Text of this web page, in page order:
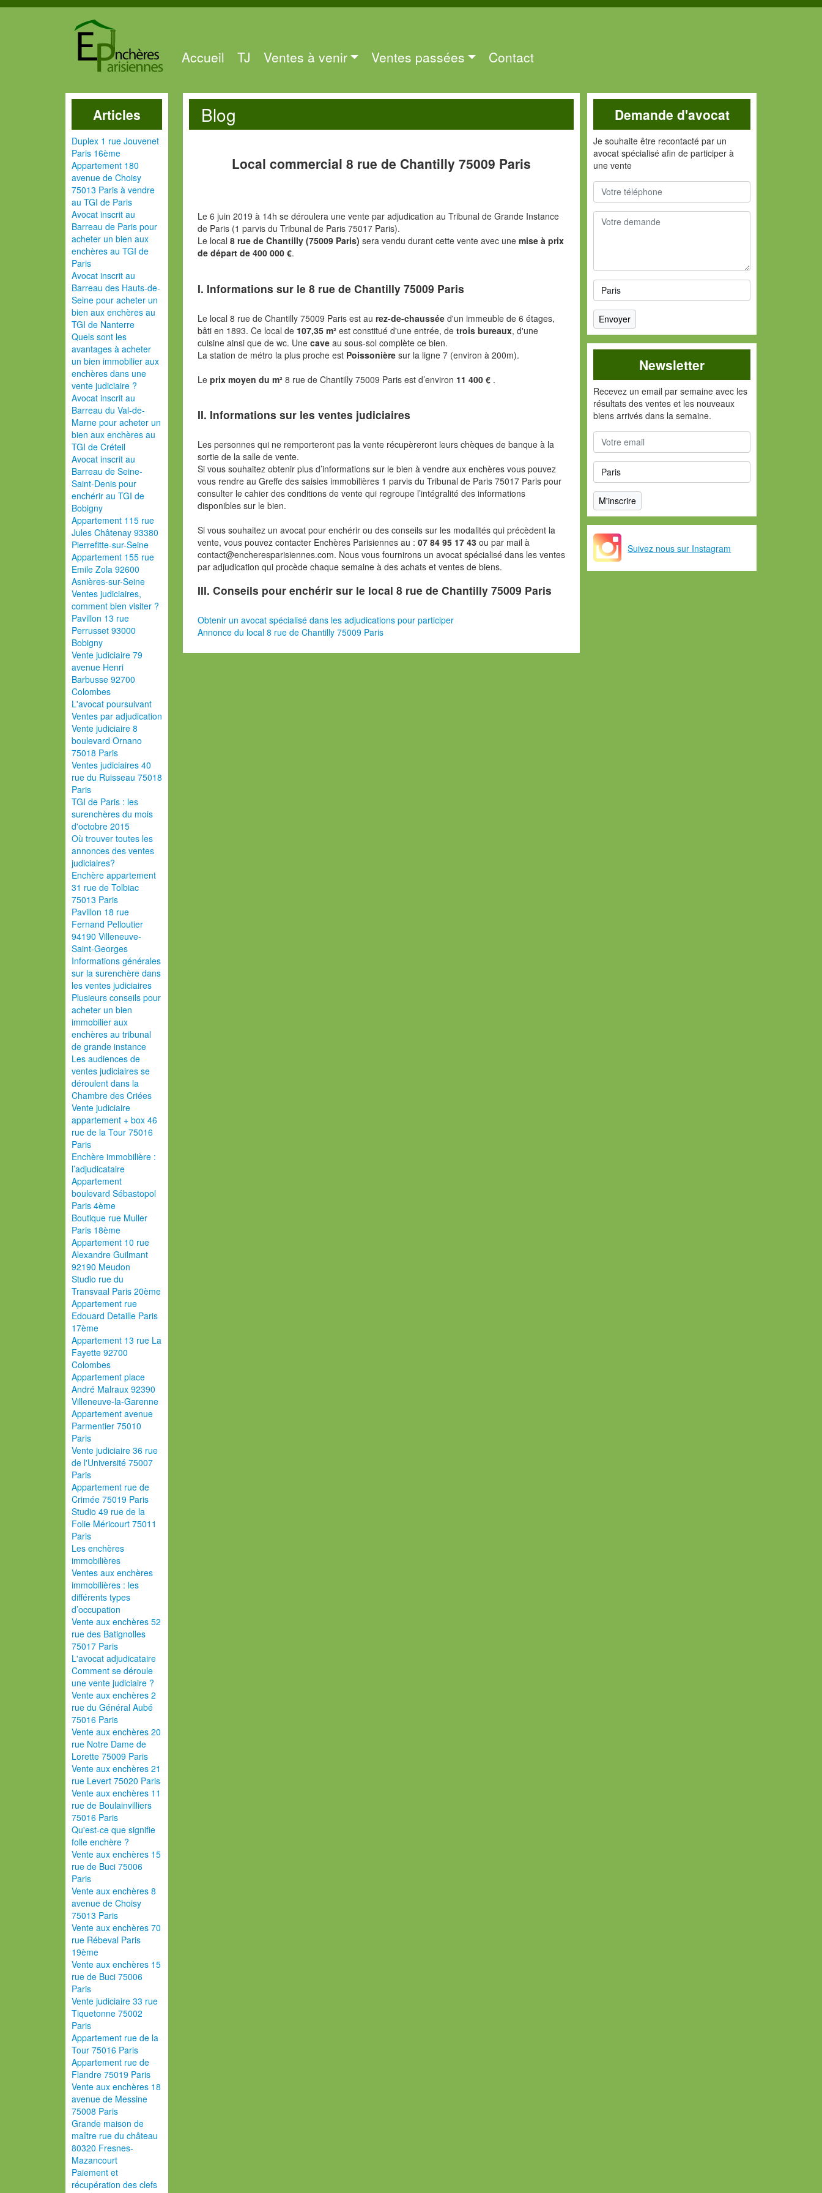
Accueil TJ Ventes à venir Ventes passées Contact
Articles
Duplex 1 rue Jouvenet
Paris 16ème
Appartement 180
avenue de Choisy
75013 Paris à vendre
au TGI de Paris
Avocat inscrit au
Barreau de Paris pour
acheter un bien aux
enchères au TGI de
Paris
Avocat inscrit au
Barreau des Hauts-de-
Seine pour acheter un
bien aux enchères au
TGI de Nanterre
Quels sont les
avantages à acheter
un bien immobilier aux
enchères dans une
vente judiciaire ?
Avocat inscrit au
Barreau du Val-de-
Marne pour acheter un
bien aux enchères au
TGI de Créteil
Avocat inscrit au
Barreau de Seine-
Saint-Denis pour
enchérir au TGI de
Bobigny
Appartement 115 rue
Jules Châtenay 93380
Pierrefitte-sur-Seine
Appartement 155 rue
Emile Zola 92600
Asnières-sur-Seine
Ventes judiciaires,
comment bien visiter ?
Pavillon 13 rue
Perrusset 93000
Bobigny
Vente judiciaire 79
avenue Henri
Barbusse 92700
Colombes
L'avocat poursuivant
Ventes par adjudication
Vente judiciaire 8
boulevard Ornano
75018 Paris
Ventes judiciaires 40
rue du Ruisseau 75018
Paris
TGI de Paris : les
surenchères du mois
d'octobre 2015
Où trouver toutes les
annonces des ventes
judiciaires?
Enchère appartement
31 rue de Tolbiac
75013 Paris
Pavillon 18 rue
Fernand Pelloutier
94190 Villeneuve-
Saint-Georges
Informations générales
sur la surenchère dans
les ventes judiciaires
Plusieurs conseils pour
acheter un bien
immobilier aux
enchères au tribunal
de grande instance
Les audiences de
ventes judiciaires se
déroulent dans la
Chambre des Criées
Vente judiciaire
appartement + box 46
rue de la Tour 75016
Paris
Enchère immobilière :
l’adjudicataire
Appartement
boulevard Sébastopol
Paris 4ème
Boutique rue Muller
Paris 18ème
Appartement 10 rue
Alexandre Guilmant
92190 Meudon
Studio rue du
Transvaal Paris 20ème
Appartement rue
Edouard Detaille Paris
17ème
Appartement 13 rue La
Fayette 92700
Colombes
Appartement place
André Malraux 92390
Villeneuve-la-Garenne
Appartement avenue
Parmentier 75010
Paris
Vente judiciaire 36 rue
de l'Université 75007
Paris
Appartement rue de
Crimée 75019 Paris
Studio 49 rue de la
Folie Méricourt 75011
Paris
Les enchères
immobilières
Ventes aux enchères
immobilières : les
différents types
d’occupation
Vente aux enchères 52
rue des Batignolles
75017 Paris
L'avocat adjudicataire
Comment se déroule
une vente judiciaire ?
Vente aux enchères 2
rue du Général Aubé
75016 Paris
Vente aux enchères 20
rue Notre Dame de
Lorette 75009 Paris
Vente aux enchères 21
rue Levert 75020 Paris
Vente aux enchères 11
rue de Boulainvilliers
75016 Paris
Qu'est-ce que signifie
folle enchère ?
Vente aux enchères 15
rue de Buci 75006
Paris
Vente aux enchères 8
avenue de Choisy
75013 Paris
Vente aux enchères 70
rue Rébeval Paris
19ème
Vente aux enchères 15
rue de Buci 75006
Paris
Vente judiciaire 33 rue
Tiquetonne 75002
Paris
Appartement rue de la
Tour 75016 Paris
Appartement rue de
Flandre 75019 Paris
Vente aux enchères 18
avenue de Messine
75008 Paris
Grande maison de
maître rue du château
80320 Fresnes-
Mazancourt
Paiement et
récupération des clefs
Blog
Local commercial 8 rue de Chantilly 75009 Paris
Le 6 juin 2019 à 14h se déroulera une vente par adjudication au Tribunal de Grande Instance
de Paris (1 parvis du Tribunal de Paris 75017 Paris).
Le local8 rue de Chantilly (75009 Paris)sera vendu durant cette vente avec unemise à prix
de départ de 400 000 €.
I. Informations sur le8 rue de Chantilly 75009 Paris
Le local 8 rue de Chantilly 75009 Paris est aurez-de-chaussée d'un immeuble de 6 étages,
bâti en 1893. Ce local de 107,35 m²est constitué d'une entrée, detrois bureaux, d'une
cuisine ainsi que de wc. Unecave au sous-sol complète ce bien.
La station de métro la plus proche est Poissonièresur la ligne 7 (environ à 200m).
Leprix moyen du m²8 rue de Chantilly 75009 Paris est d’environ 11 400 € .
II. Informations sur les ventes judiciaires
Les personnes qui ne remporteront pas la vente récupèreront leurs chèques de banque à la
sortie de la salle de vente.
Si vous souhaitez obtenir plus d’informations sur le bien à vendre aux enchères vous pouvez
vous rendre au Greffe des saisies immobilières 1 parvis du Tribunal de Paris 75017 Paris pour
consulter le cahier des conditions de vente qui regroupe l’intégralité des informations
disponibles sur le bien.
Si vous souhaitez un avocat pour enchérir ou des conseils sur les modalités qui précèdent la
vente, vous pouvez contacter Enchères Parisiennes au :07 84 95 17 43ou par mail à
contact@encheresparisiennes.com. Nous vous fournirons un avocat spécialisé dans les ventes
par adjudication qui procède chaque semaine à des achats et ventes de biens.
III. Conseils pour enchérir sur le local 8 rue de Chantilly 75009 Paris
Obtenir un avocat spécialisé dans les adjudications pour participer
Annonce du local 8 rue de Chantilly 75009 Paris
Demande d'avocat
Je souhaite être recontacté par un
avocat spécialisé afin de participer à
une vente
Newsletter
Recevez un email par semaine avec les
résultats des ventes et les nouveaux
biens arrivés dans la semaine.
Suivez nous sur Instagram